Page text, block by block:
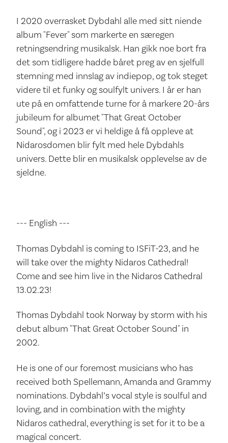
I 2020 overrasket Dybdahl alle med sitt niende
album "Fever" som markerte en særegen
retningsendring musikalsk. Han gikk noe bort fra
det som tidligere hadde båret preg av en sjelfull
stemning med innslag av indiepop, og tok steget
videre til et funky og soulfylt univers. I år er han
ute på en omfattende turne for å markere 20-års
jubileum for albumet "That Great October
Sound", og i 2023 er vi heldige å få oppleve at
Nidarosdomen blir fylt med hele Dybdahls
univers. Dette blir en musikalsk opplevelse av de
sjeldne.
--- English ---
Thomas Dybdahl is coming to ISFiT-23, and he
will take over the mighty Nidaros Cathedral!
Come and see him live in the Nidaros Cathedral
13.02.23!
Thomas Dybdahl took Norway by storm with his
debut album "That Great October Sound" in
2002.
He is one of our foremost musicians who has
received both Spellemann, Amanda and Grammy
nominations. Dybdahl’s vocal style is soulful and
loving, and in combination with the mighty
Nidaros cathedral, everything is set for it to be a
magical concert.